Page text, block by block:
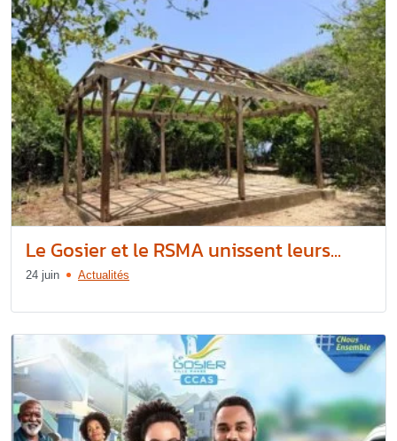
Le Gosier et le RSMA unissent leurs...
24 juin Actualités